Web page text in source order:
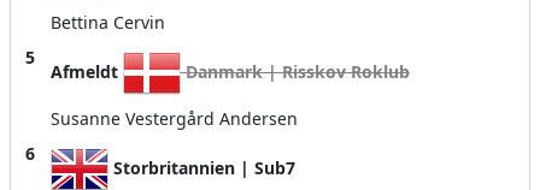
Bettina Cervin
5
Afmeldt Danmark | Risskov Roklub
Susanne Vestergård Andersen
6
Storbritannien | Sub7